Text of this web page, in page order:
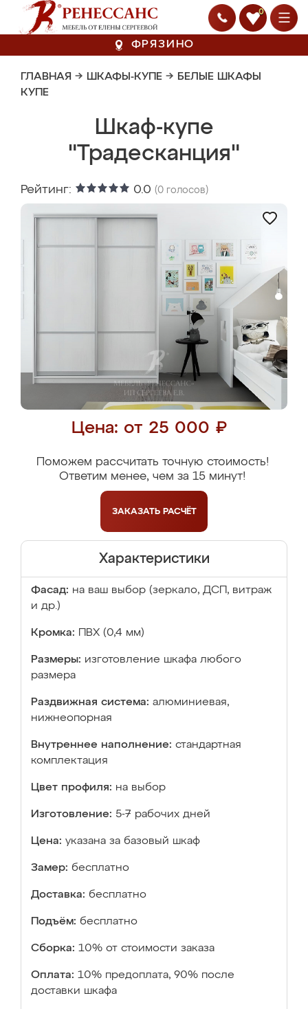
0
ФРЯЗИНО
ГЛАВНАЯ → ШКАФЫ-КУПЕ → БЕЛЫЕ ШКАФЫ
КУПЕ
Шкаф-купе
"Традесканция"
Рейтинг: 0.0 (0 голосов)
Цена: от 25 000 ₽
Поможем рассчитать точную стоимость!
Ответим менее, чем за 15 минут!
ЗАКАЗАТЬ РАСЧЁТ
Характеристики
Фасад: на ваш выбор (зеркало, ДСП, витраж
и др.)
Кромка: ПВХ (0,4 мм)
Размеры: изготовление шкафа любого
размера
Раздвижная система: алюминиевая,
нижнеопорная
Внутреннее наполнение: стандартная
комплектация
Цвет профиля: на выбор
Изготовление: 5-7 рабочих дней
Цена: указана за базовый шкаф
Замер: бесплатно
Доставка: бесплатно
Подъём: бесплатно
Сборка: 10% от стоимости заказа
Оплата: 10% предоплата, 90% после
доставки шкафа